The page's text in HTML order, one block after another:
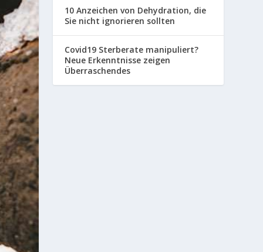
10 Anzeichen von Dehydration, die
Sie nicht ignorieren sollten
Covid19 Sterberate manipuliert?
Neue Erkenntnisse zeigen
Überraschendes